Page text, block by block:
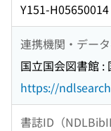
Y151-H05650014
連携機関・デー
国立国会図書館 :
https://
書誌ID（